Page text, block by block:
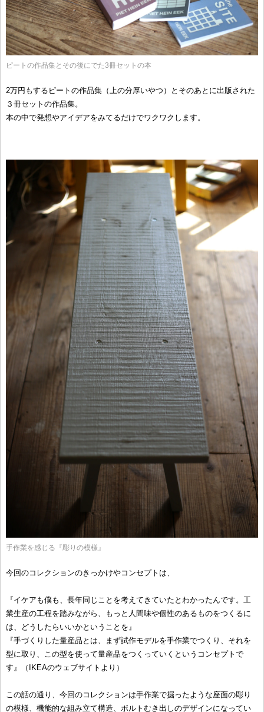
ピートの作品集とその後にでた3冊セットの本
2万円もするピートの作品集（上の分厚いやつ）とそのあとに出版された
３冊セットの作品集。
本の中で発想やアイデアをみてるだけでワクワクします。
手作業を感じる『彫りの模様』
今回のコレクションのきっかけやコンセプトは、
『イケアも僕も、長年同じことを考えてきていたとわかったんです。工
業生産の工程を踏みながら、もっと人間味や個性のあるものをつくるに
は、どうしたらいいかということを』
『手づくりした量産品とは、まず試作モデルを手作業でつくり、それを
型に取り、この型を使って量産品をつくっていくというコンセプトで
す』（IKEAのウェブサイトより）
この話の通り、今回のコレクションは手作業で掘ったような座面の彫り
の模様、機能的な組み立て構造、ボルトむき出しのデザインになってい